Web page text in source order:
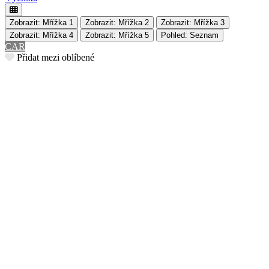
Zobrazit: Mřížka 1 Zobrazit: Mřížka 2
Zobrazit: Mřížka 3
Zobrazit: Mřížka 4
Zobrazit: Mřížka 5 Pohled: Seznam
CAR
Přidat mezi oblíbené